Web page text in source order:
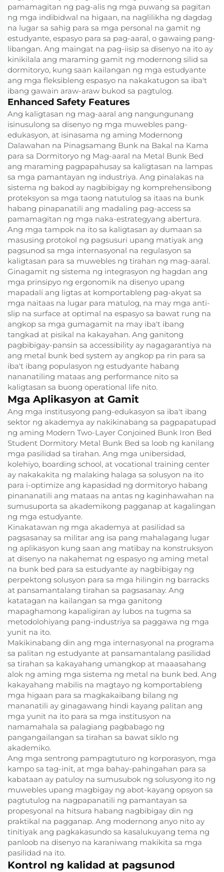
pamamagitan ng pag-alis ng mga puwang sa pagitan
ng mga indibidwal na higaan, na naglilikha ng dagdag
na lugar sa sahig para sa mga personal na gamit ng
estudyante, espasyo para sa pag-aaral, o gawaing pang-
libangan. Ang maingat na pag-iisip sa disenyo na ito ay
kinikilala ang maraming gamit ng modernong silid sa
dormitoryo, kung saan kailangan ng mga estudyante
ang mga fleksibleng espasyo na nakakatugon sa iba't
ibang gawain araw-araw bukod sa pagtulog.
Enhanced Safety Features
Ang kaligtasan ng mag-aaral ang nangungunang
isinusulong sa disenyo ng mga muwebles pang-
edukasyon, at isinasama ng aming Modernong
Dalawahan na Pinagsamang Bunk na Bakal na Kama
para sa Dormitoryo ng Mag-aaral na Metal Bunk Bed
ang maraming pagpapahusay sa kaligtasan na lampas
sa mga pamantayan ng industriya. Ang pinalakas na
sistema ng bakod ay nagbibigay ng komprehensibong
proteksyon sa mga taong natutulog sa itaas na bunk
habang pinapanatili ang madaling pag-access sa
pamamagitan ng mga naka-estrategyang abertura.
Ang mga tampok na ito sa kaligtasan ay dumaan sa
masusing protokol ng pagsusuri upang matiyak ang
pagsunod sa mga internasyonal na regulasyon sa
kaligtasan para sa muwebles ng tirahan ng mag-aaral.
Ginagamit ng sistema ng integrasyon ng hagdan ang
mga prinsipyo ng ergonomik na disenyo upang
mapadali ang ligtas at komportableng pag-akyat sa
mga naitaas na lugar para matulog, na may mga anti-
slip na surface at optimal na espasyo sa bawat rung na
angkop sa mga gumagamit na may iba't ibang
tangkad at pisikal na kakayahan. Ang ganitong
pagbibigay-pansin sa accessibility ay nagagarantiya na
ang metal bunk bed system ay angkop pa rin para sa
iba't ibang populasyon ng estudyante habang
nananatiling mataas ang performance nito sa
kaligtasan sa buong operational life nito.
Mga Aplikasyon at Gamit
Ang mga institusyong pang-edukasyon sa iba't ibang
sektor ng akademya ay nakikinabang sa pagpapatupad
ng aming Modern Two-Layer Conjoined Bunk Iron Bed
Student Dormitory Metal Bunk Bed sa loob ng kanilang
mga pasilidad sa tirahan. Ang mga unibersidad,
kolehiyo, boarding school, at vocational training center
ay nakakakita ng malaking halaga sa solusyon na ito
para i-optimize ang kapasidad ng dormitoryo habang
pinananatili ang mataas na antas ng kaginhawahan na
sumusuporta sa akademikong pagganap at kagalingan
ng mga estudyante.
Kinakatawan ng mga akademya at pasilidad sa
pagsasanay sa militar ang isa pang mahalagang lugar
ng aplikasyon kung saan ang matibay na konstruksyon
at disenyo na nakahemat ng espasyo ng aming metal
na bunk bed para sa estudyante ay nagbibigay ng
perpektong solusyon para sa mga hilingin ng barracks
at pansamantalang tirahan sa pagsasanay. Ang
katatagan na kailangan sa mga ganitong
mapaghamong kapaligiran ay lubos na tugma sa
metodolohiyang pang-industriya sa paggawa ng mga
yunit na ito.
Makikinabang din ang mga internasyonal na programa
sa palitan ng estudyante at pansamantalang pasilidad
sa tirahan sa kakayahang umangkop at maaasahang
alok ng aming mga sistema ng metal na bunk bed. Ang
kakayahang mabilis na magtayo ng komportableng
mga higaan para sa magkakaibang bilang ng
mananatili ay ginagawang hindi kayang palitan ang
mga yunit na ito para sa mga institusyon na
namamahala sa palagiang pagbabago ng
pangangailangan sa tirahan sa bawat siklo ng
akademiko.
Ang mga sentrong pampagtuturo ng korporasyon, mga
kampo sa tag-init, at mga bahay-pahingahan para sa
kabataan ay patuloy na sumusubok ng solusyong ito ng
muwebles upang magbigay ng abot-kayang opsyon sa
pagtutulog na nagpapanatili ng pamantayan sa
propesyonal na hitsura habang nagbibigay din ng
praktikal na pagganap. Ang modernong anyo nito ay
tinitiyak ang pagkakasundo sa kasalukuyang tema ng
panloob na disenyo na karaniwang makikita sa mga
pasilidad na ito.
Kontrol ng kalidad at pagsunod